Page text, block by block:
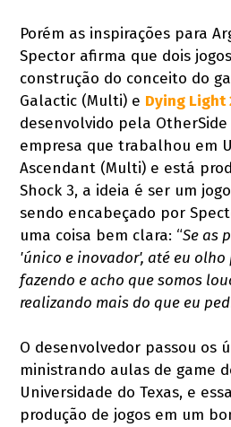
Porém as inspirações para
Spector afirma que dois
construção do conceito do
Galactic (Multi) e Dying Light
desenvolvido pela
empresa que trabalhou em
Ascendant (Multi) e está
Shock 3, a ideia é ser um
sendo encabeçado por
uma coisa bem clara: “Se as
'único e inovador', até eu olho
fazendo e acho que somos
realizando mais do que eu
O desenvolvedor passou os
ministrando aulas de game
Universidade do Texas, e
produção de jogos em um